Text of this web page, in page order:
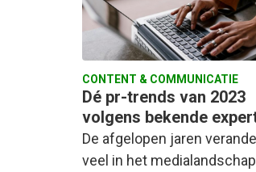
CONTENT & COMMUNICATIE
Dé pr-trends van 2023
volgens bekende
De afgelopen jaren
veel in het medialandschap